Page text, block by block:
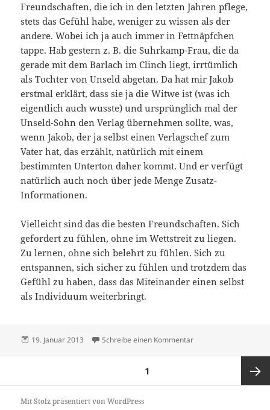
Freundschaften, die ich in den letzten Jahren pflege,
stets das Gefühl habe, weniger zu wissen als der
andere. Wobei ich ja auch immer in Fettnäpfchen
tappe. Hab gestern z. B. die Suhrkamp-Frau, die da
gerade mit dem Barlach im Clinch liegt, irrtümlich
als Tochter von Unseld abgetan. Da hat mir Jakob
erstmal erklärt, dass sie ja die Witwe ist (was ich
eigentlich auch wusste) und ursprünglich mal der
Unseld-Sohn den Verlag übernehmen sollte, was,
wenn Jakob, der ja selbst einen Verlagschef zum
Vater hat, das erzählt, natürlich mit einem
bestimmten Unterton daher kommt. Und er verfügt
natürlich auch noch über jede Menge Zusatz-
Informationen.
Vielleicht sind das die besten Freundschaften. Sich
gefordert zu fühlen, ohne im Wettstreit zu liegen.
Zu lernen, ohne sich belehrt zu fühlen. Sich zu
entspannen, sich sicher zu fühlen und trotzdem das
Gefühl zu haben, dass das Miteinander einen selbst
als Individuum weiterbringt.
Veröffentlicht
19. Januar 2013 Schreibe einen Kommentarzu Zu-Satz-
1
Mit Stolz präsentiert von WordPress